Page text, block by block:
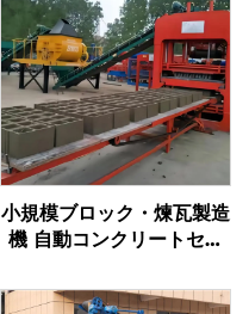
小規模ブロック・煉瓦製造
機 自動コンクリートセメ